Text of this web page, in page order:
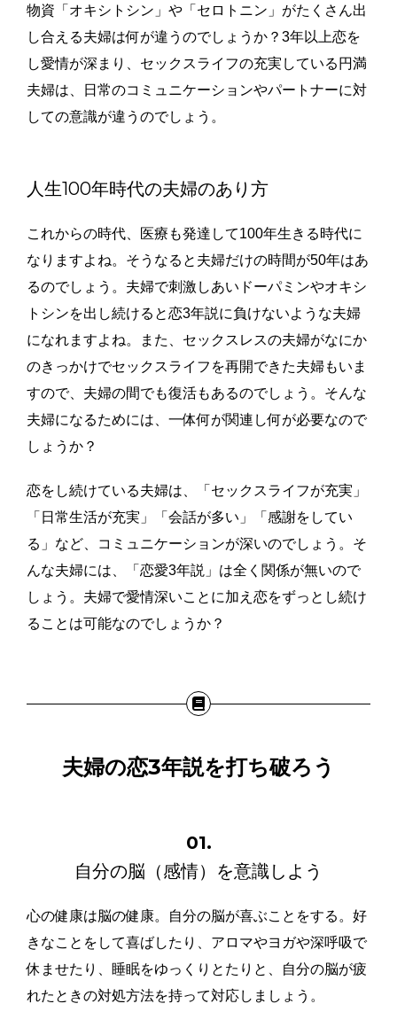
物資「オキシトシン」や「セロトニン」がたくさん出
し合える夫婦は何が違うのでしょうか？3年以上恋を
し愛情が深まり、セックスライフの充実している円満
夫婦は、日常のコミュニケーションやパートナーに対
しての意識が違うのでしょう。
人生100年時代の夫婦のあり方
これからの時代、医療も発達して100年生きる時代に
なりますよね。そうなると夫婦だけの時間が50年はあ
るのでしょう。夫婦で刺激しあいドーパミンやオキシ
トシンを出し続けると恋3年説に負けないような夫婦
になれますよね。また、セックスレスの夫婦がなにか
のきっかけでセックスライフを再開できた夫婦もいま
すので、夫婦の間でも復活もあるのでしょう。そんな
夫婦になるためには、一体何が関連し何が必要なので
しょうか？
恋をし続けている夫婦は、「セックスライフが充実」
「日常生活が充実」「会話が多い」「感謝をしてい
る」など、コミュニケーションが深いのでしょう。そ
んな夫婦には、「恋愛3年説」は全く関係が無いので
しょう。夫婦で愛情深いことに加え恋をずっとし続け
ることは可能なのでしょうか？
夫婦の恋3年説を打ち破ろう
01.
自分の脳（感情）を意識しよう
心の健康は脳の健康。自分の脳が喜ぶことをする。好
きなことをして喜ばしたり、アロマやヨガや深呼吸で
休ませたり、睡眠をゆっくりとたりと、自分の脳が疲
れたときの対処方法を持って対応しましょう。